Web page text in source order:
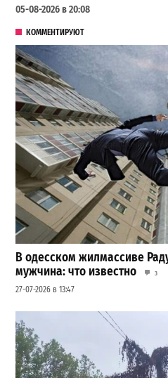
05-08-2026 в 20:08
КОММЕНТИРУЮТ
В одесском жилмассиве
мужчина: что известно
3
27-07-2026 в 13:47